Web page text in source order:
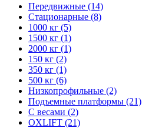
Передвижные (14)
Стационарные (8)
1000 кг (5)
1500 кг (1)
2000 кг (1)
150 кг (2)
350 кг (1)
500 кг (6)
Низкопрофильные (2)
Подъемные платформы (21)
С весами (2)
OXLIFT (21)